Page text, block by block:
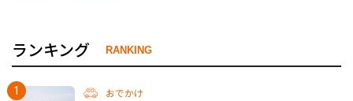
ランキング RANKING
おでかけ